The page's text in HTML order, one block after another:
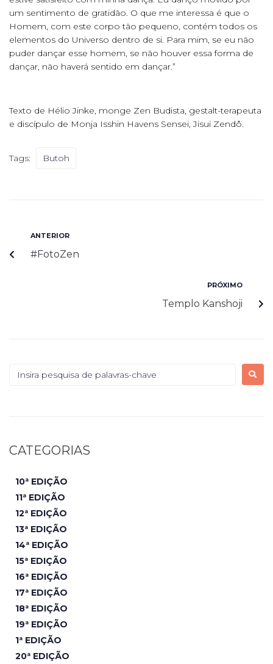
um sentimento de gratidão. O que me interessa é que o
Homem, com este corpo tão pequeno, contém todos os
elementos do Universo dentro de si. Para mim, se eu não
puder dançar esse homem, se não houver essa forma de
dançar, não haverá sentido em dançar.”
Texto de Hélio Jinke, monge Zen Budista, gestalt-terapeuta
e discípulo de Monja Isshin Havens Sensei, Jisui Zendô.
Tags: Butoh
ANTERIOR
#FotoZen
PRÓXIMO
Templo Kanshoji
CATEGORIAS
10ª EDIÇÃO
11ª EDIÇÃO
12ª EDIÇÃO
13ª EDIÇÃO
14ª EDIÇÃO
15ª EDIÇÃO
16ª EDIÇÃO
17ª EDIÇÃO
18ª EDIÇÃO
19ª EDIÇÃO
1ª EDIÇÃO
20ª EDIÇÃO